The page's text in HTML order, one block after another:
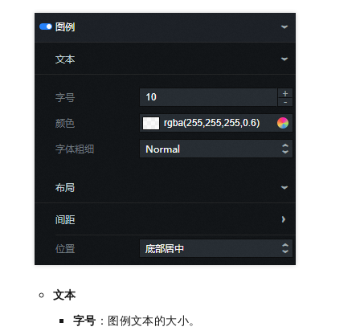
文本
字号 ：图例文本的大小。